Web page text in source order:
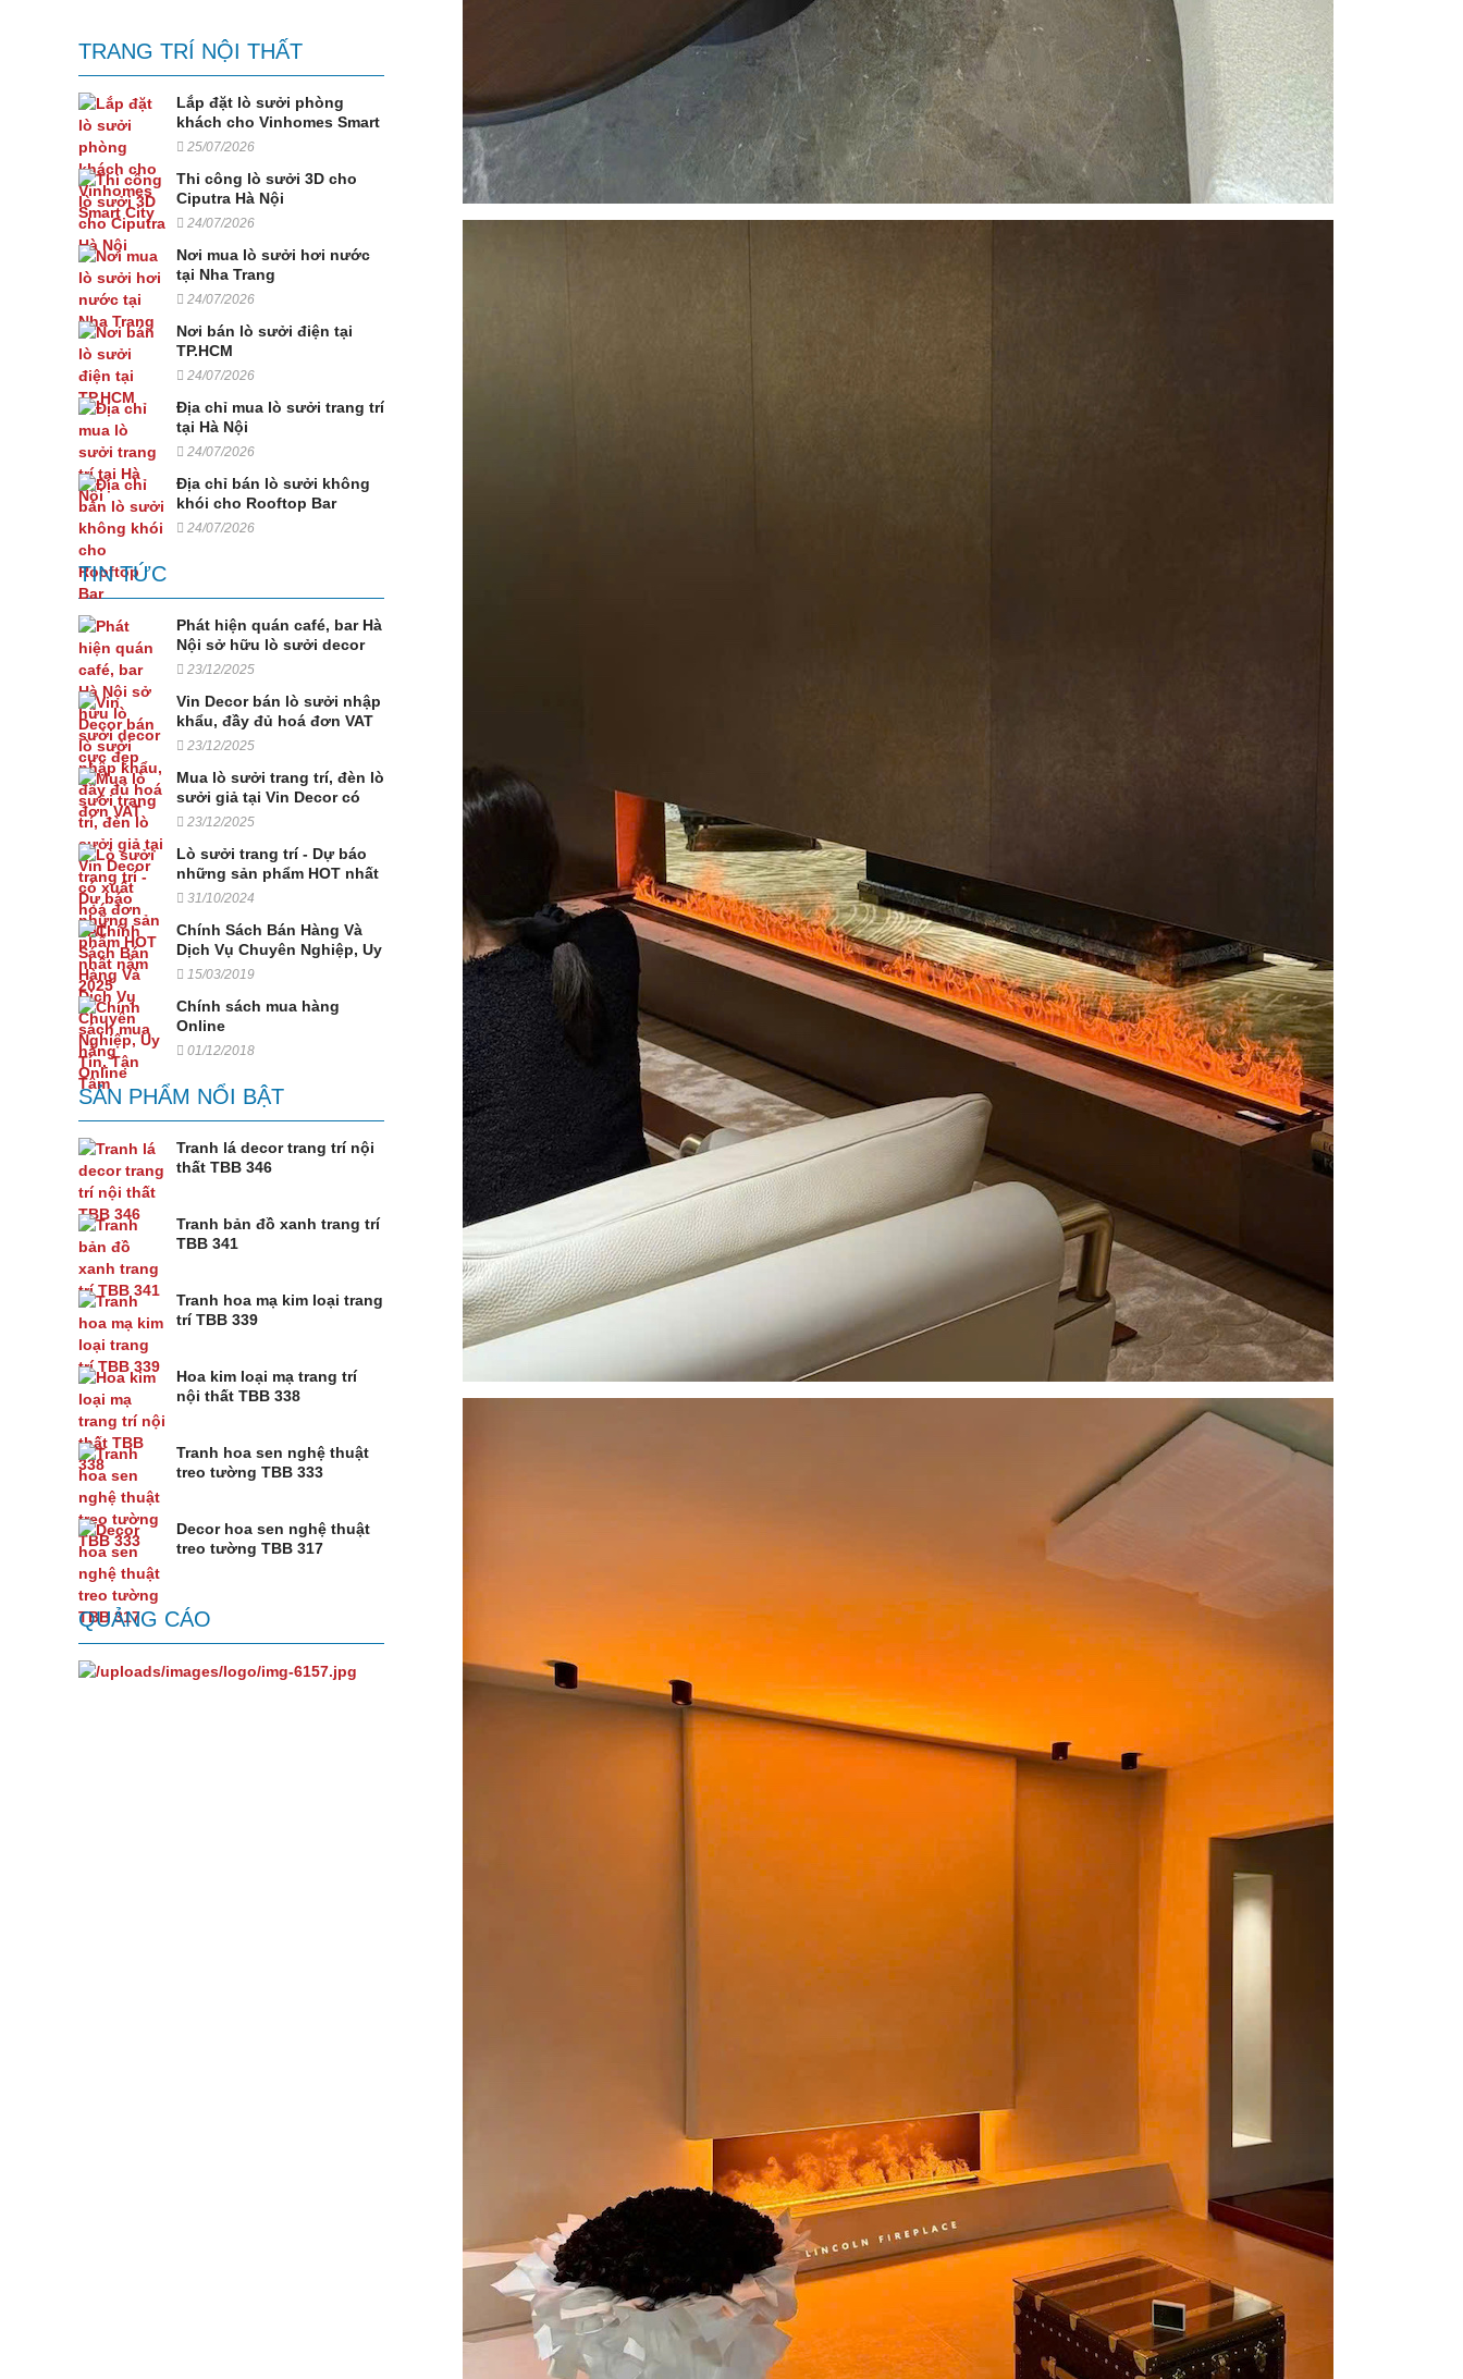
TRANG TRÍ NỘI THẤT
Lắp đặt lò sưởi phòng
khách cho Vinhomes Smart
City
25/07/2026
Thi công lò sưởi 3D cho
Ciputra Hà Nội
24/07/2026
Nơi mua lò sưởi hơi nước
tại Nha Trang
24/07/2026
Nơi bán lò sưởi điện tại
TP.HCM
24/07/2026
Địa chỉ mua lò sưởi trang trí
tại Hà Nội
24/07/2026
Địa chỉ bán lò sưởi không
khói cho Rooftop Bar
24/07/2026
TIN TỨC
Phát hiện quán café, bar Hà
Nội sở hữu lò sưởi decor
cực đẹp
23/12/2025
Vin Decor bán lò sưởi nhập
khẩu, đầy đủ hoá đơn VAT
23/12/2025
Mua lò sưởi trang trí, đèn lò
sưởi giả tại Vin Decor có
xuất hoá đơn VAT
23/12/2025
Lò sưởi trang trí - Dự báo
những sản phẩm HOT nhất
năm 2025
31/10/2024
Chính Sách Bán Hàng Và
Dịch Vụ Chuyên Nghiệp, Uy
Tín, Tận Tâm
15/03/2019
Chính sách mua hàng
Online
01/12/2018
SẢN PHẨM NỔI BẬT
Tranh lá decor trang trí nội
thất TBB 346
Tranh bản đồ xanh trang trí
TBB 341
Tranh hoa mạ kim loại trang
trí TBB 339
Hoa kim loại mạ trang trí
nội thất TBB 338
Tranh hoa sen nghệ thuật
treo tường TBB 333
Decor hoa sen nghệ thuật
treo tường TBB 317
QUẢNG CÁO